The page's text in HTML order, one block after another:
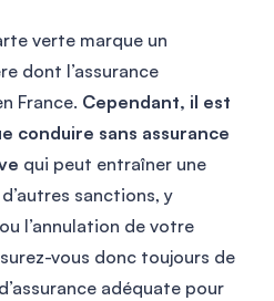
verte marque un
dont l’assurance
France. Cependant, il est
conduire sans assurance
qui peut entraîner une
sanctions, y
l’annulation de votre
vous donc toujours de
adéquate pour